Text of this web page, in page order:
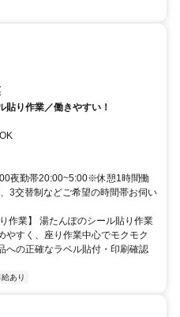
貼り作業／働きやすい！
OK
夜勤帯20:00~5:00※休憩1時間働
3交替制などご希望の時間帯お伺い
作業】 湯たんぽのシール貼り作業
やすく、座り作業中心でモクモク
への正確なラベル貼付・印刷確認
給あり